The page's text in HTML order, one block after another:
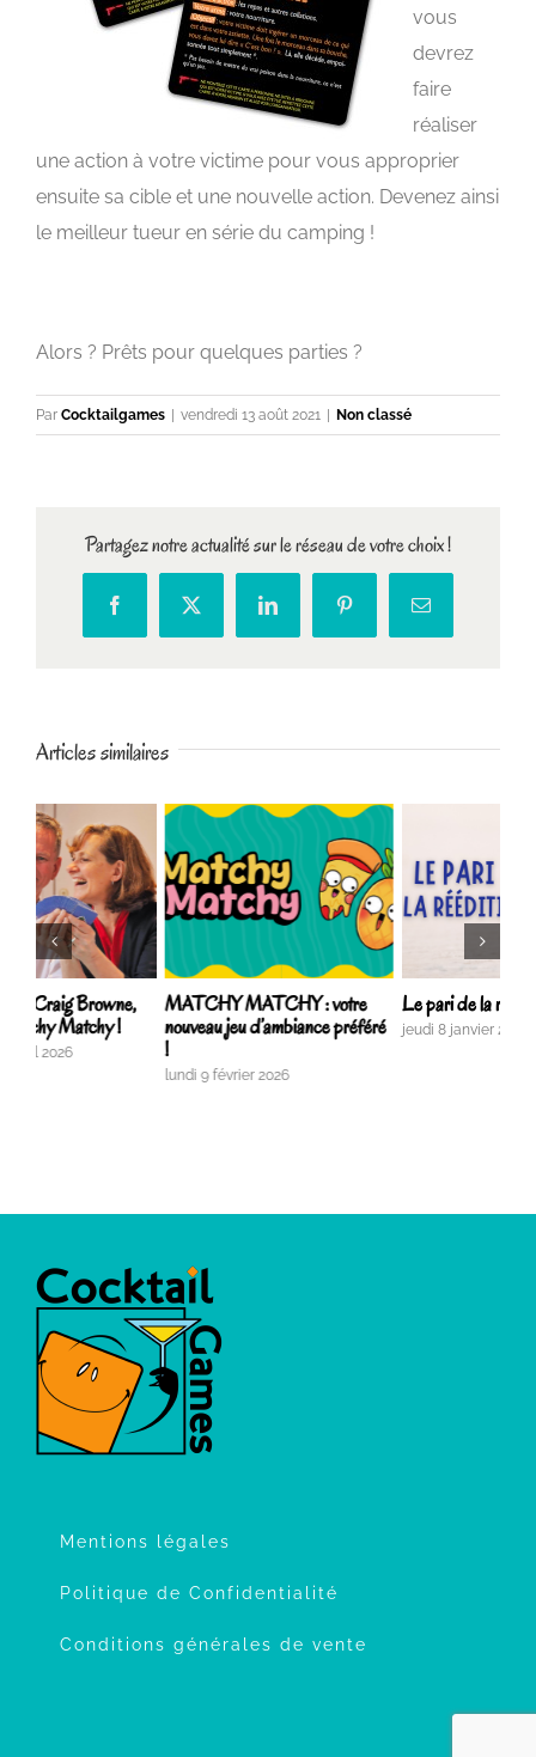
vous
devrez
faire
réaliser
une action à votre victime pour vous approprier
ensuite sa cible et une nouvelle action. Devenez ainsi
le meilleur tueur en série du camping !
Alors ? Prêts pour quelques parties ?
Par Cocktailgames vendredi 13 août 2021 Non classé
Partagez notre actualité sur le réseau de votre choix !
FacebookX LinkedIn Pinterest Email
Articles similaires
MATCHY MATCHY : votre
nouveau jeu d’ambiance préféré
!
Le pari de la réédition…
jeudi 8 janvier 2026
Mentions légales
Politique de Confidentialité
Conditions générales de vente